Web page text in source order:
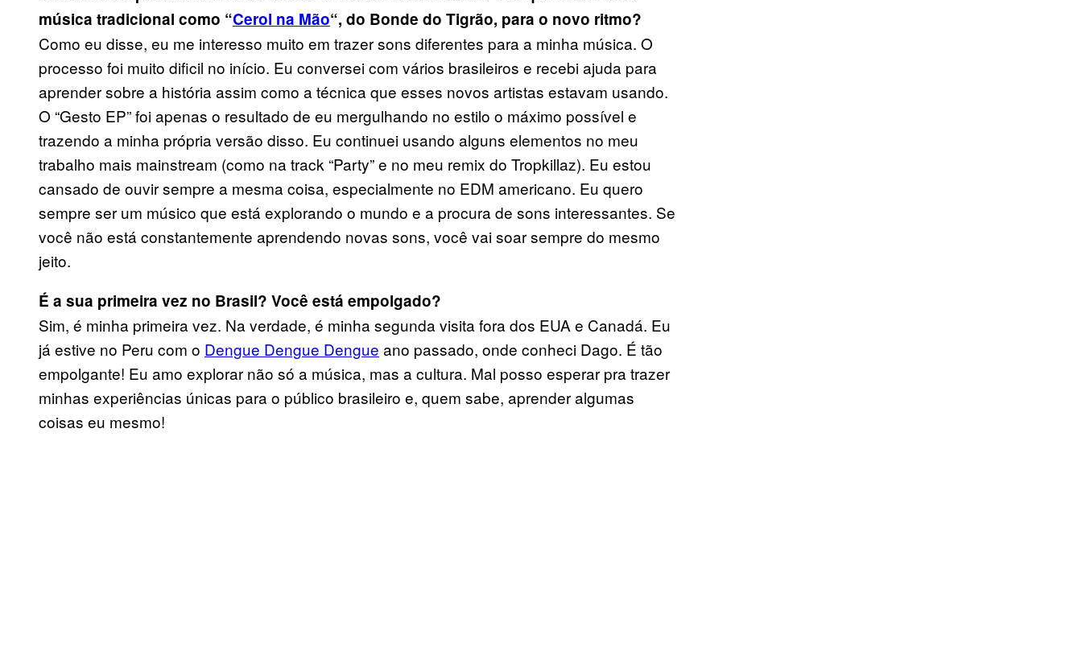
música tradicional como “Cerol na Mão“, do Bonde do Tigrão, para o novo ritmo?
Como eu disse, eu me interesso muito em trazer sons diferentes para a minha música. O
processo foi muito dificil no início. Eu conversei com vários brasileiros e recebi ajuda para
aprender sobre a história assim como a técnica que esses novos artistas estavam usando.
O “Gesto EP” foi apenas o resultado de eu mergulhando no estilo o máximo possível e
trazendo a minha própria versão disso. Eu continuei usando alguns elementos no meu
trabalho mais mainstream (como na track “Party” e no meu remix do Tropkillaz). Eu estou
cansado de ouvir sempre a mesma coisa, especialmente no EDM americano. Eu quero
sempre ser um músico que está explorando o mundo e a procura de sons interessantes. Se
você não está constantemente aprendendo novas sons, você vai soar sempre do mesmo
jeito.
É a sua primeira vez no Brasil? Você está empolgado?
Sim, é minha primeira vez. Na verdade, é minha segunda visita fora dos EUA e Canadá. Eu
já estive no Peru com o Dengue Dengue Dengue ano passado, onde conheci Dago. É tão
empolgante! Eu amo explorar não só a música, mas a cultura. Mal posso esperar pra trazer
minhas experiências únicas para o público brasileiro e, quem sabe, aprender algumas
coisas eu mesmo!